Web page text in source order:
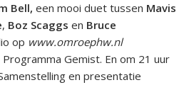
Bell,een mooi duet tussen Mavis
, Boz Scaggsen Bruce
op www.omroephw.nl
Gemist. En om 21 uur
en presentatie